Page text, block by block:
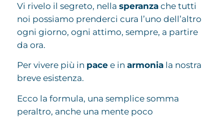
Vi rivelo il segreto, nella speranzache tutti
noi possiamo prenderci cura l’uno dell’altro
ogni giorno, ogni attimo, sempre, a partire
da ora.
Per vivere più in pacee in armoniala nostra
breve esistenza.
Ecco la formula, una semplice somma
peraltro, anche una mente poco